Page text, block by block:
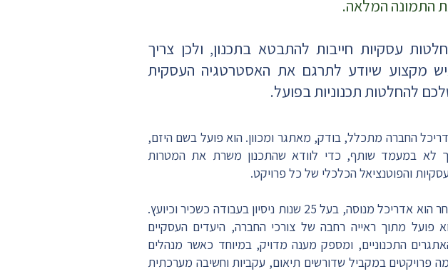
התמונה המלאה.
עסקיות חייבות להתבטא בתכנון, ולכן צריך
מקצוע שיודע לתרגם את האסטרטגיה העסקית
להחלטות תכנוניות בפועל.
החברה מתכלל, בודק, מאתגר ומכוון. הוא פועל בשם היזם,
לא במעמד שותף, כדי לוודא שהתכנון משרת את המטרות
והפוטנציאל הכלכלי של כל פרויקט.
שחר הוא אדריכל מנוסה, בעל 25 שנות ניסיון בעבודה כשכיר וכיועץ.
פועל מתוך ראייה רחבה של צורכי החברה, היעדים העסקיים
התכנוניים, ומספק מענה מדויק, במיוחד כאשר מנהלים
פרויקטים במקביל שדורשים תיאום, עקביות וחשיבה מערכתית